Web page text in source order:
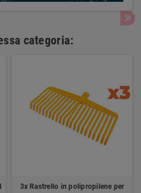
categoria:
3x Rastrello in polipropilene per